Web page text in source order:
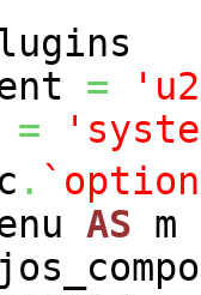
=
=
.
AS m